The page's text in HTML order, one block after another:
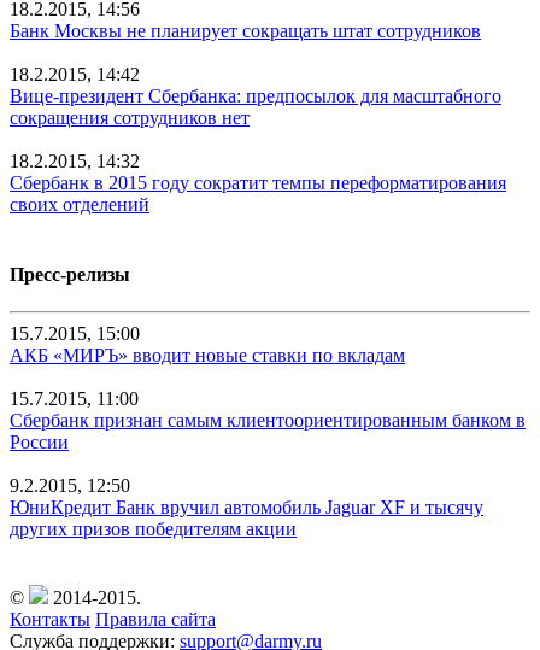
18.2.2015, 14:56
Банк Москвы не планирует сокращать штат сотрудников
18.2.2015, 14:42
Вице-президент Сбербанка: предпосылок для масштабного
сокращения сотрудников нет
18.2.2015, 14:32
Сбербанк в 2015 году сократит темпы переформатирования
своих отделений
Пресс-релизы
15.7.2015, 15:00
АКБ «МИРЪ» вводит новые ставки по вкладам
15.7.2015, 11:00
Сбербанк признан самым клиентоориентированным банком в
России
9.2.2015, 12:50
ЮниКредит Банк вручил автомобиль Jaguar XF и тысячу
других призов победителям акции
©
2014-2015.
Контакты Правила сайта
Служба поддержки: support@darmy.ru